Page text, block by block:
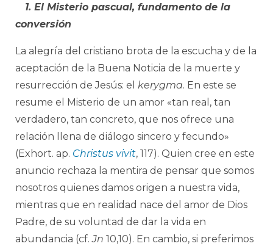
1. El Misterio pascual, fundamento de la
conversión
La alegría del cristiano brota de la escucha y de la
aceptación de la Buena Noticia de la muerte y
resurrección de Jesús: el kerygma. En este se
resume el Misterio de un amor «tan real, tan
verdadero, tan concreto, que nos ofrece una
relación llena de diálogo sincero y fecundo»
(Exhort. ap. Christus vivit, 117). Quien cree en este
anuncio rechaza la mentira de pensar que somos
nosotros quienes damos origen a nuestra vida,
mientras que en realidad nace del amor de Dios
Padre, de su voluntad de dar la vida en
abundancia (cf.Jn 10,10). En cambio, si preferimos